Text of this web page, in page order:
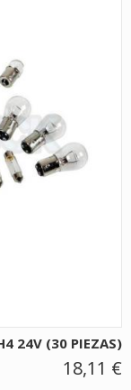
24V (30 PIEZAS)
18,11 €